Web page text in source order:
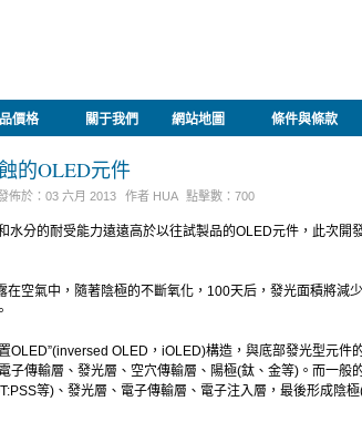
價格 關于我們 網站地圖 條件與條款
的OLED元件
佈於： 03 六月 2013 作者 HUA 點擊數： 700
水分的耐受能力遠遠高於以往試製品的OLED元件，此次
空氣中，隨著陰極的不斷氧化，100天后，發光面積將減
OLED”(inversed OLED，iOLED)構造，與底部發光型元
子傳輸層、發光層、空穴傳輸層、陽極(鈦、金等)。而一
等)、發光層、電子傳輸層、電子注入層，最後形成陰極